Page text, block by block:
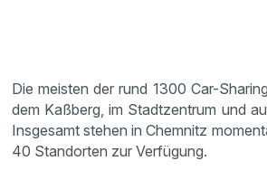
Die meisten der rund 1300 Car-
dem Kaßberg, im Stadtzentrum und
Insgesamt stehen in Chemnitz
40 Standorten zur Verfügung.